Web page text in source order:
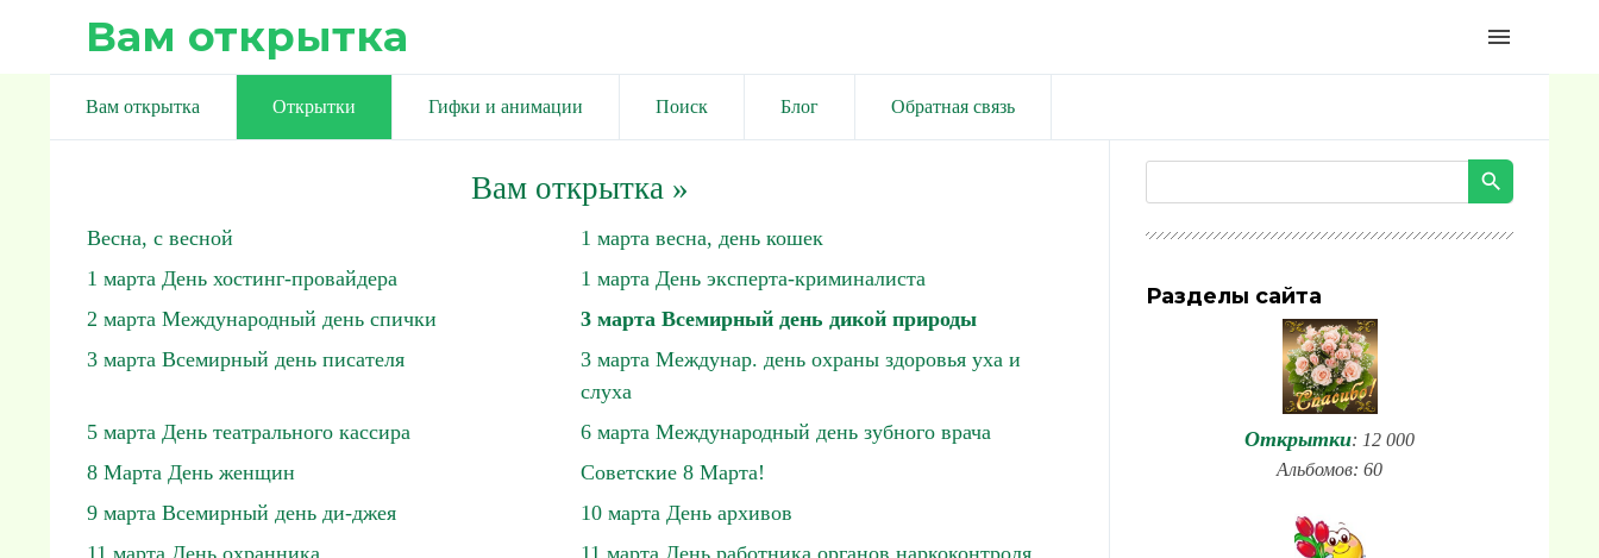
Вам открытка menu
Вам открытка Открытки Гифки и анимации Поиск Блог Обратная связь
Вам открытка»
Весна, с весной
1 марта весна, день кошек
1 марта День хостинг-провайдера
1 марта День эксперта-криминалиста
2 марта Международный день спички
3 марта Всемирный день дикой природы
3 марта Всемирный день писателя
3 марта Междунар. день охраны здоровья уха и
слуха
5 марта День театрального кассира
6 марта Международный день зубного врача
8 Марта День женщин
Советские 8 Марта!
9 марта Всемирный день ди-джея
10 марта День архивов
11 марта День охранника
11 марта День работника органов наркоконтроля
Разделы сайта
Открытки: 12 000
Альбомов: 60